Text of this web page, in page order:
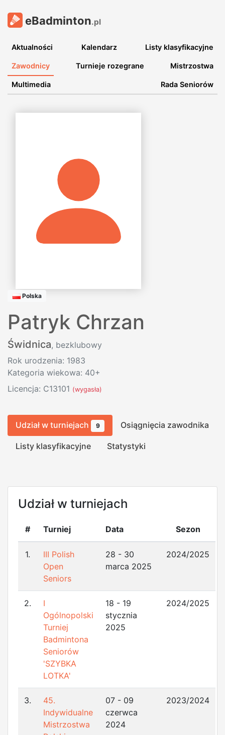
eBadminton.pl
Aktualności Kalendarz Listy klasyfikacyjne
Zawodnicy Turnieje rozegrane Mistrzostwa
Multimedia Rada Seniorów
Polska
Patryk Chrzan
Świdnica, bezklubowy
Rok urodzenia: 1983
Kategoria wiekowa: 40+
Licencja: C13101 (wygasła)
Udział w turniejach 9 Osiągnięcia zawodnika
Listy klasyfikacyjne Statystyki
Udział w turniejach
# Turniej Data Sezon
1.
III Polish
Open
Seniors
28 - 30
marca 2025
2024/2025
2.
I
Ogólnopolski
Turniej
Badmintona
Seniorów
'SZYBKA
LOTKA'
18 - 19
stycznia
2025
2024/2025
3.
45.
Indywidualne
Mistrzostwa
07 - 09
czerwca
2024
2023/2024